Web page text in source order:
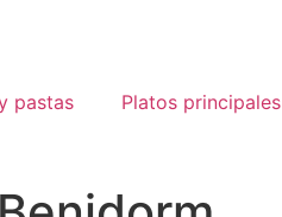
pastas Platos principales